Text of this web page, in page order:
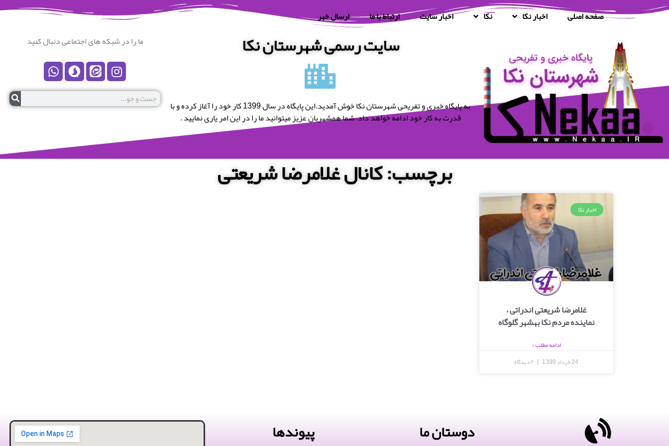
صفحه اصلی اخبار نکا نکا اخبار سایت ارتباط با ما ارسال خبر
سایت رسمی شهرستان نکا
به پایگاه خبری و تفریحی شهرستان نکا خوش آمدید.این پایگاه در سال 1399 کار خود را آغاز کرده و با
قدرت به کار خود ادامه خواهد داد. شما همشهریان عزیز میتوانید ما را در این امر یاری نمایید .
ما را در شبکه های اجتماعی دنبال کنید
برچسب: کانال غلامرضا شریعتی
اخبار نکا
غلامرضا شریعتی اندراتی ،
نماینده مردم نکا بهشهر گلوگاه
ادامه مطلب »
24 خرداد 1399
دوستان ما پیوندها